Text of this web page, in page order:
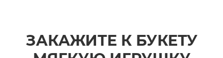
ЗАКАЖИТЕ К БУКЕТУ